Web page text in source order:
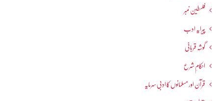
فلسطین نمبر
پیرایہ ادب
گوشہ قربانی
احکامِ شرع
قرآن اور مسلمانوں کا ادبی سرمایہ